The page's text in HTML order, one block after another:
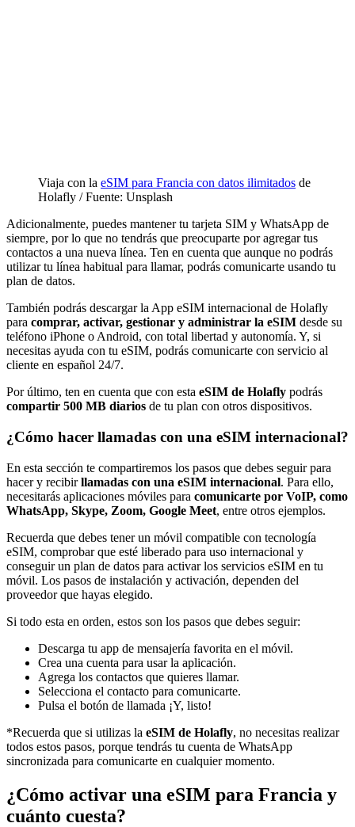
Viaja con la eSIM para Francia con datos ilimitados de
Holafly / Fuente: Unsplash
Adicionalmente, puedes mantener tu tarjeta SIM y WhatsApp de
siempre, por lo que no tendrás que preocuparte por agregar tus
contactos a una nueva línea. Ten en cuenta que aunque no podrás
utilizar tu línea habitual para llamar, podrás comunicarte usando tu
plan de datos.
También podrás descargar la App eSIM internacional de Holafly
para comprar, activar, gestionar y administrar la eSIM desde su
teléfono iPhone o Android, con total libertad y autonomía. Y, si
necesitas ayuda con tu eSIM, podrás comunicarte con servicio al
cliente en español 24/7.
Por último, ten en cuenta que con esta eSIM de Holafly podrás
compartir 500 MB diarios de tu plan con otros dispositivos.
¿Cómo hacer llamadas con una eSIM internacional?
En esta sección te compartiremos los pasos que debes seguir para
hacer y recibirllamadas con una eSIM internacional. Para ello,
necesitarás aplicaciones móviles para comunicarte por VoIP, como
WhatsApp, Skype, Zoom, Google Meet, entre otros ejemplos.
Recuerda que debes tener un móvil compatible con tecnología
eSIM, comprobar que esté liberado para uso internacional y
conseguir un plan de datos para activar los servicios eSIM en tu
móvil. Los pasos de instalación y activación, dependen del
proveedor que hayas elegido.
Si todo esta en orden, estos son los pasos que debes seguir:
Descarga tu app de mensajería favorita en el móvil.
Crea una cuenta para usar la aplicación.
Agrega los contactos que quieres llamar.
Selecciona el contacto para comunicarte.
Pulsa el botón de llamada ¡Y, listo!
*Recuerda que si utilizas la eSIM de Holafly, no necesitas realizar
todos estos pasos, porque tendrás tu cuenta de WhatsApp
sincronizada para comunicarte en cualquier momento.
¿Cómo activar una eSIM para Francia y
cuánto cuesta?